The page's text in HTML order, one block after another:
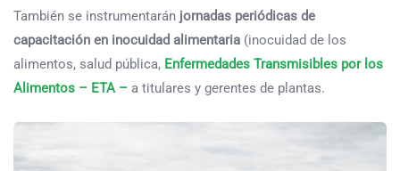
También se instrumentarán jornadas periódicas de
capacitación en inocuidad alimentaria (inocuidad de los
alimentos, salud pública, Enfermedades Transmisibles por los
Alimentos – ETA – a titulares y gerentes de plantas.